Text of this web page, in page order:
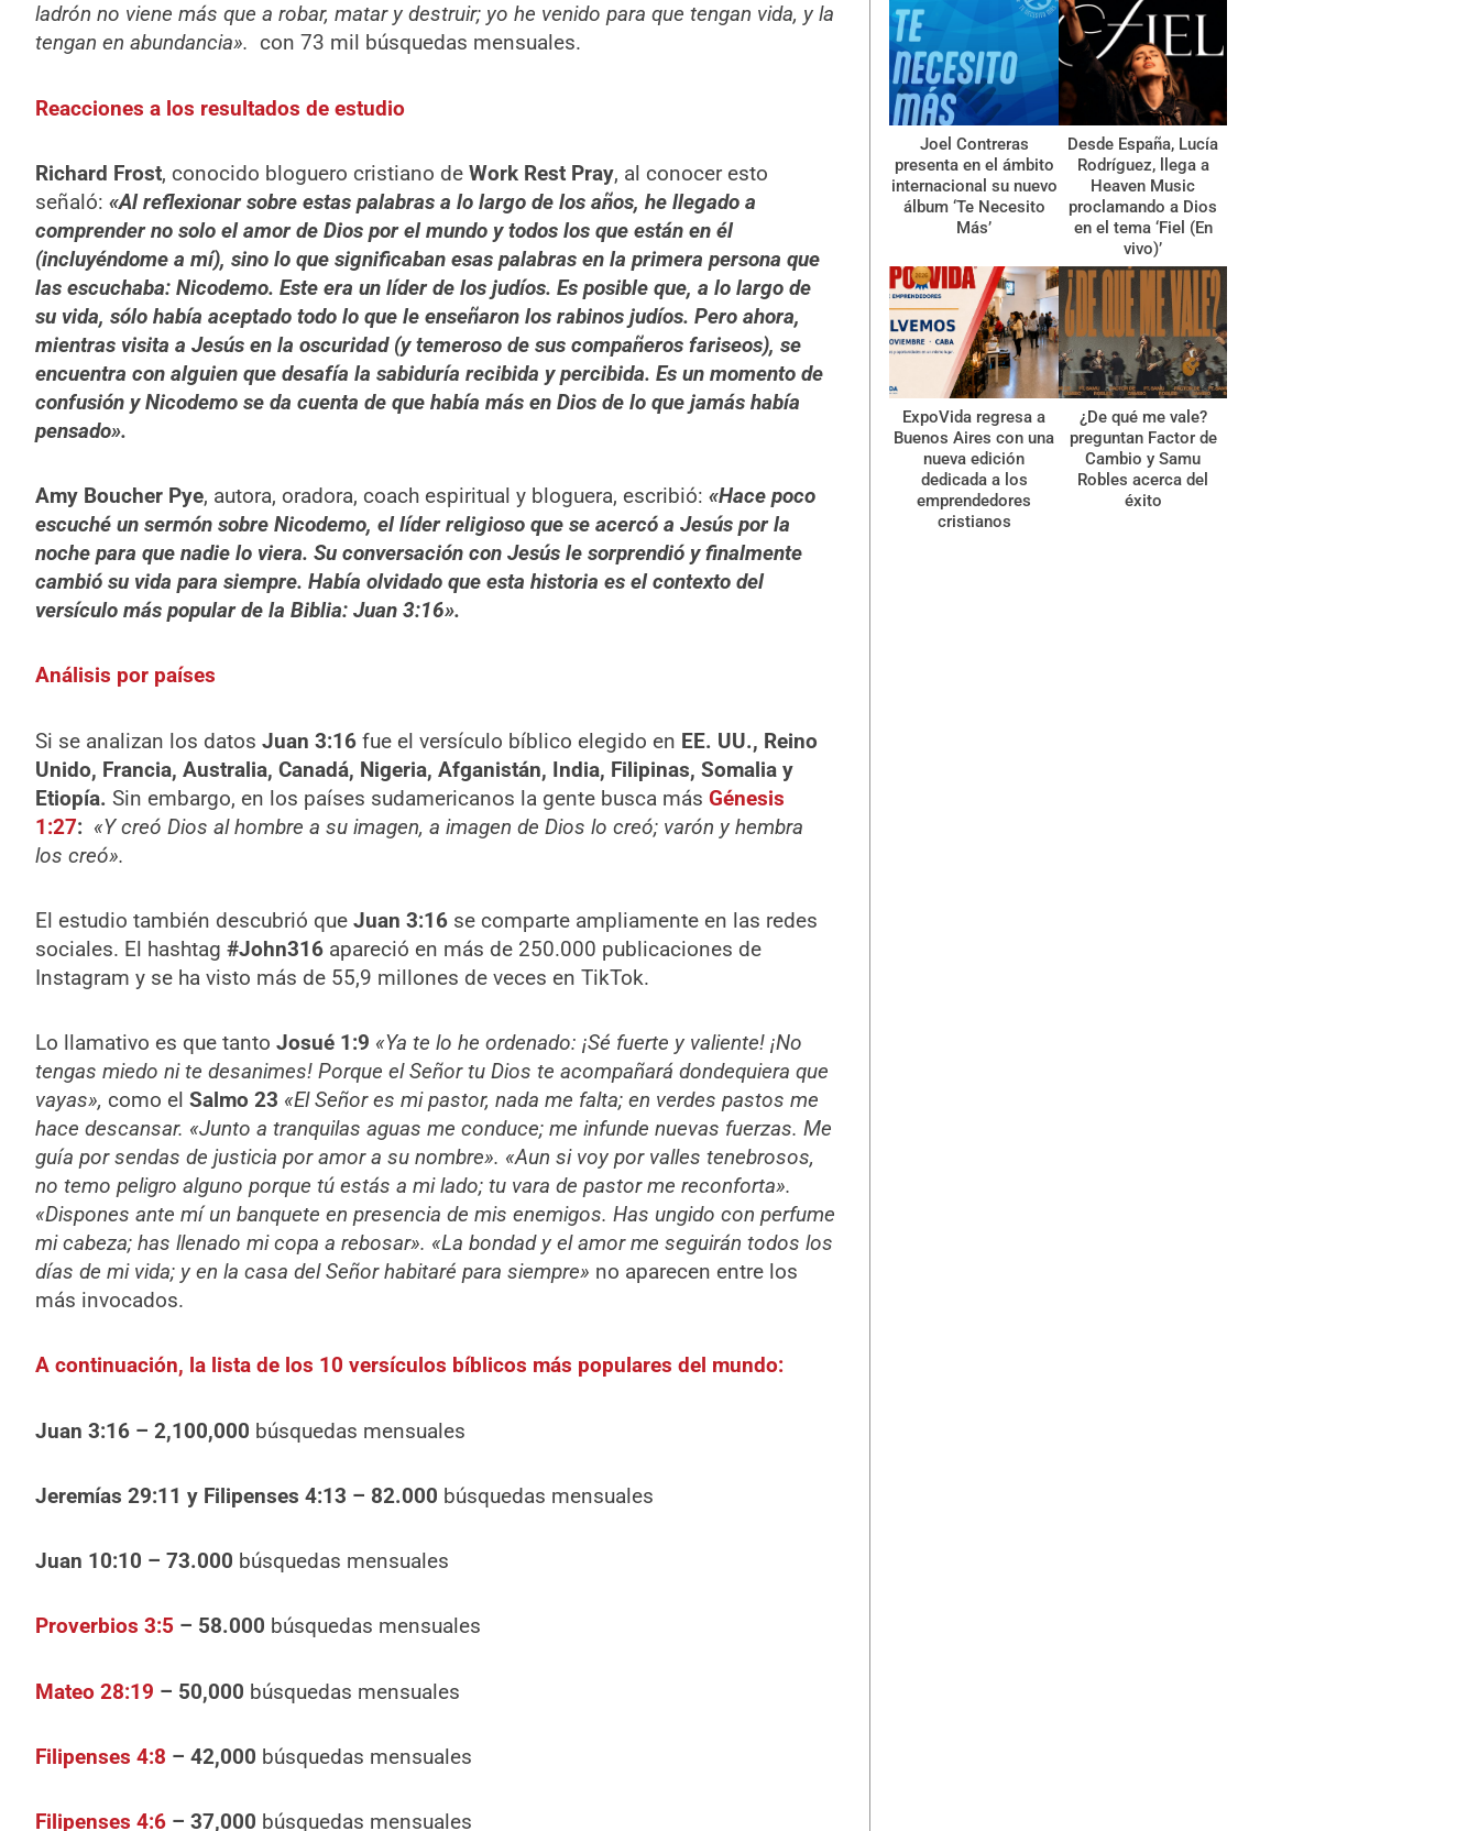
ladrón no viene más que a robar, matar y destruir; yo he venido para que tengan vida, y la
tengan en abundancia». con 73 mil búsquedas mensuales.
Reacciones a los resultados de estudio
Richard Frost, conocido bloguero cristiano de Work Rest Pray, al conocer esto
señaló: «Al reflexionar sobre estas palabras a lo largo de los años, he llegado a
comprender no solo el amor de Dios por el mundo y todos los que están en él
(incluyéndome a mí), sino lo que significaban esas palabras en la primera persona que
las escuchaba: Nicodemo. Este era un líder de los judíos. Es posible que, a lo largo de
su vida, sólo había aceptado todo lo que le enseñaron los rabinos judíos. Pero ahora,
mientras visita a Jesús en la oscuridad (y temeroso de sus compañeros fariseos), se
encuentra con alguien que desafía la sabiduría recibida y percibida. Es un momento de
confusión y Nicodemo se da cuenta de que había más en Dios de lo que jamás había
pensado».
Amy Boucher Pye, autora, oradora, coach espiritual y bloguera, escribió: «Hace poco
escuché un sermón sobre Nicodemo, el líder religioso que se acercó a Jesús por la
noche para que nadie lo viera. Su conversación con Jesús le sorprendió y finalmente
cambió su vida para siempre. Había olvidado que esta historia es el contexto del
versículo más popular de la Biblia: Juan 3:16».
Análisis por países
Si se analizan los datos Juan 3:16 fue el versículo bíblico elegido en EE. UU., Reino
Unido, Francia, Australia, Canadá, Nigeria, Afganistán, India, Filipinas, Somalia y
Etiopía. Sin embargo, en los países sudamericanos la gente busca más Génesis
1:27: «Y creó Dios al hombre a su imagen, a imagen de Dios lo creó; varón y hembra
los creó».
El estudio también descubrió queJuan 3:16 se comparte ampliamente en las redes
sociales. El hashtag #John316apareció en más de 250.000 publicaciones de
Instagram y se ha visto más de 55,9 millones de veces en TikTok.
Lo llamativo es que tanto Josué 1:9 «Ya te lo he ordenado: ¡Sé fuerte y valiente! ¡No
tengas miedo ni te desanimes! Porque el Señor tu Dios te acompañará dondequiera que
vayas», como el Salmo 23 «El Señor es mi pastor, nada me falta; en verdes pastos me
hace descansar. «Junto a tranquilas aguas me conduce; me infunde nuevas fuerzas. Me
guía por sendas de justicia por amor a su nombre». «Aun si voy por valles tenebrosos,
no temo peligro alguno porque tú estás a mi lado; tu vara de pastor me reconforta».
«Dispones ante mí un banquete en presencia de mis enemigos. Has ungido con perfume
mi cabeza; has llenado mi copa a rebosar». «La bondad y el amor me seguirán todos los
días de mi vida; y en la casa del Señor habitaré para siempre» no aparecen entre los
más invocados.
A continuación, la lista de los 10 versículos bíblicos más populares del mundo:
Juan 3:16 – 2,100,000 búsquedas mensuales
Jeremías 29:11 y Filipenses 4:13 – 82.000 búsquedas mensuales
Juan 10:10 – 73.000 búsquedas mensuales
Proverbios 3:5 – 58.000 búsquedas mensuales
Mateo 28:19 – 50,000 búsquedas mensuales
Filipenses 4:8 – 42,000 búsquedas mensuales
Filipenses 4:6– 37,000 búsquedas mensuales
Joel Contreras
presenta en el ámbito
internacional su nuevo
álbum ‘Te Necesito
Más’
Desde España, Lucía
Rodríguez, llega a
Heaven Music
proclamando a Dios
en el tema ‘Fiel (En
vivo)’
ExpoVida regresa a
Buenos Aires con una
nueva edición
dedicada a los
emprendedores
cristianos
¿De qué me vale?
preguntan Factor de
Cambio y Samu
Robles acerca del
éxito